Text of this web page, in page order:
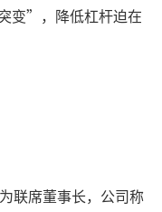
变”，降低杠杆迫在
联席董事长，公司称